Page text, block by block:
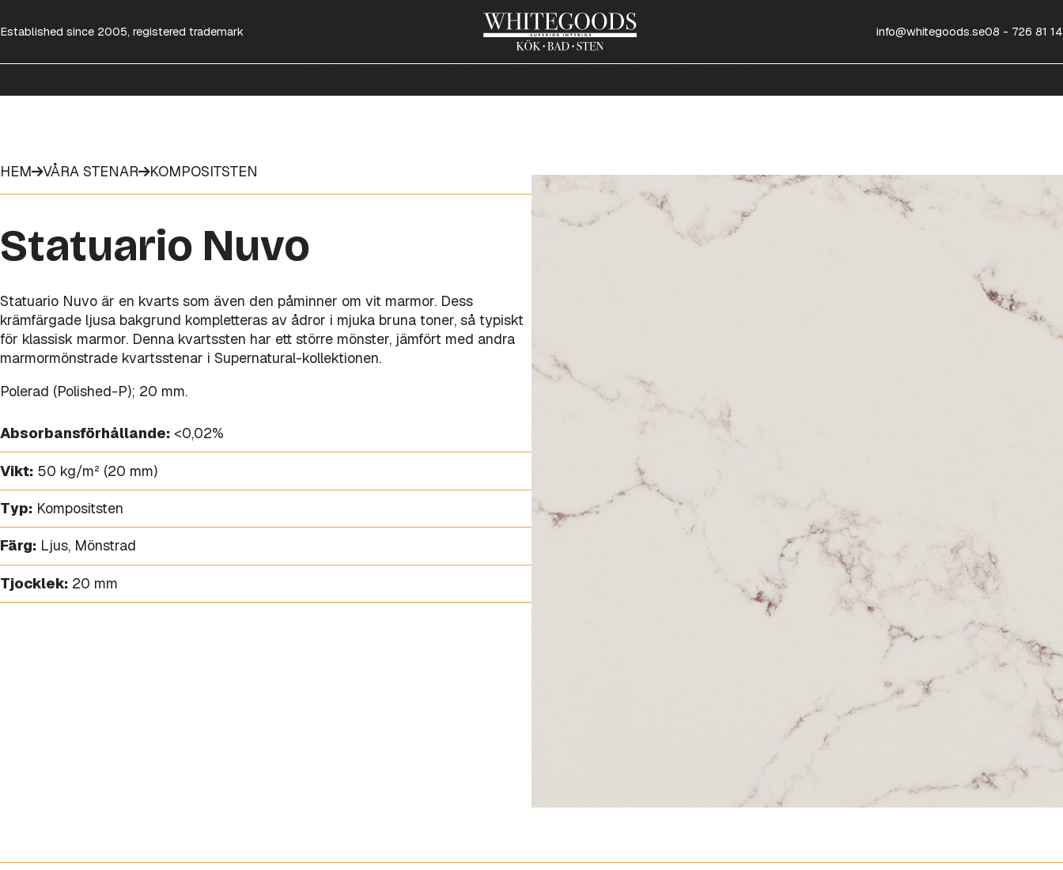
Established since 2005, registered trademark info@whitegoods.se08 - 726 81 14
HEM VÅRA STENAR KOMPOSITSTEN
Statuario Nuvo
Statuario Nuvo är en kvarts som även den påminner om vit marmor. Dess
krämfärgade ljusa bakgrund kompletteras av ådror i mjuka bruna toner, så typiskt
för klassisk marmor. Denna kvartssten har ett större mönster, jämfört med andra
marmormönstrade kvartsstenar i Supernatural-kollektionen.
Polerad (Polished-P); 20 mm.
Absorbansförhållande: <0,02%
Vikt: 50 kg/m² (20 mm)
Typ: Kompositsten
Färg: Ljus, Mönstrad
Tjocklek: 20 mm